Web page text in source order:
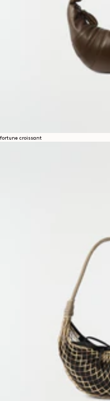
fortune croissant